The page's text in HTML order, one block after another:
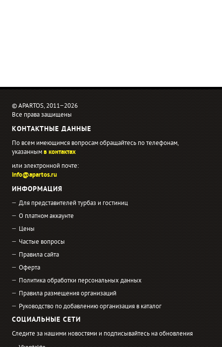
© APARTOS, 2011−2026
Все права защищены
КОНТАКТНЫЕ ДАННЫЕ
По всем имеющимся вопросам обращайтесь по телефонам,
указаннымв контактах
или электронной почте:
info@apartos.ru
ИНФОРМАЦИЯ
Для представителей турбаз и гостиниц
О платном аккаунте
Цены
Частые вопросы
Правила сайта
Оферта
Политика обработки персональных данных
Правила размещения организаций
Руководство по добавлению организация в каталог
СОЦИАЛЬНЫЕ СЕТИ
Следите за нашими новостями и подписывайтесь на обновления